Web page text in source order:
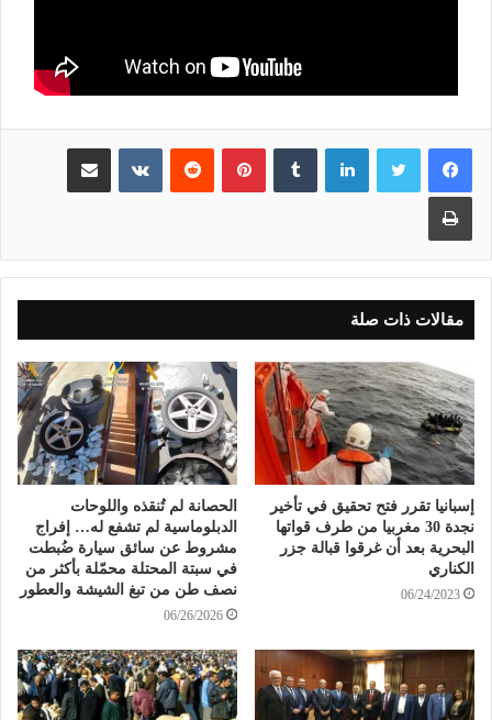
لينكدإن بينتيريست مشاركة عبر البريد
طباعة
مقالات ذات صلة
إسبانيا تقرر فتح تحقيق في تأخير
نجدة 30 مغربيا من طرف قواتها
البحرية بعد أن غرقوا قبالة جزر
الكناري
06/24/2023
الحصانة لم تُنقذه واللوحات
الدبلوماسية لم تشفع له… إفراج
مشروط عن سائق سيارة ضُبطت
في سبتة المحتلة محمّلة بأكثر من
نصف طن من تبغ الشيشة والعطور
06/26/2026